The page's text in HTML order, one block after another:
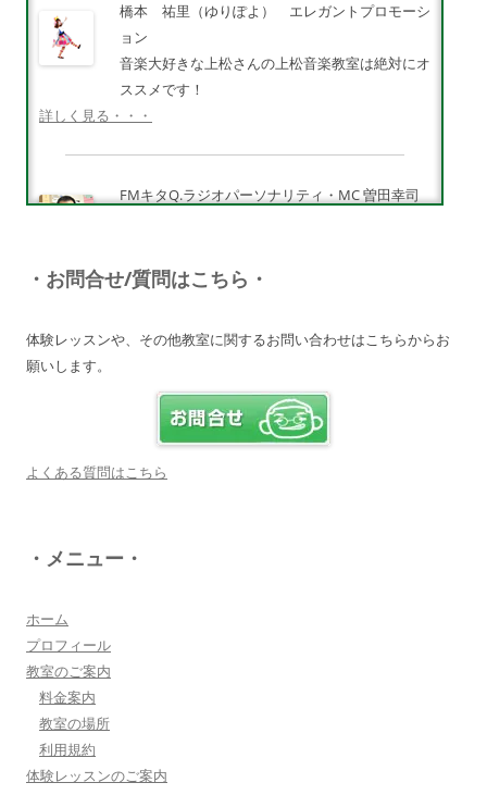
橋本 祐里（ゆりぽよ） エレガントプロモーシ
ョン
音楽大好きな上松さんの上松音楽教室は絶対にオ
ススメです！
詳しく見る・・・
FMキタQ.ラジオパーソナリティ・MC 曽田幸司
♪
上松先生に教わればきっともっともっと音楽大好
きになりますよ♪
大切なお子さんの習い事。
で、お父さんの様な存在です！
・お問合せ/質問はこちら・
体験レッスンや、その他教室に関するお問い合わせはこちらからお
願いします。
よくある質問はこちら
・メニュー・
ホーム
プロフィール
教室のご案内
料金案内
教室の場所
利用規約
体験レッスンのご案内